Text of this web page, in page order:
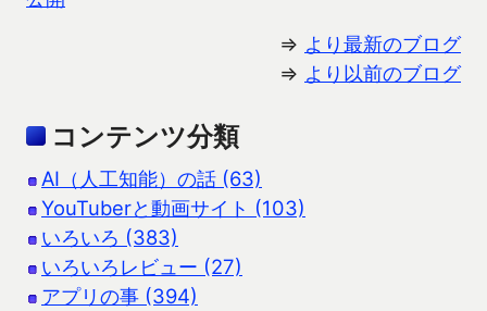
⇒ より最新のブログ
⇒ より以前のブログ
コンテンツ分類
AI（人工知能）の話 (63)
YouTuberと動画サイト (103)
いろいろ (383)
いろいろレビュー (27)
アプリの事 (394)